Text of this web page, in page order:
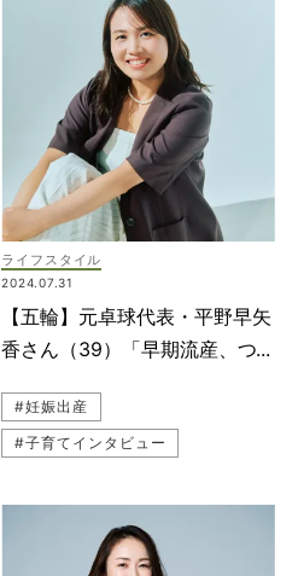
ライフスタイル
2024.07.31
【五輪】元卓球代表・平野早矢
香さん（39）「早期流産、つ
した」
#妊娠出産
#子育てインタビュー